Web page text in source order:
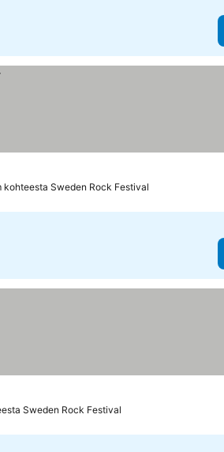
kohteesta Sweden Rock Festival
Sweden Rock Festival